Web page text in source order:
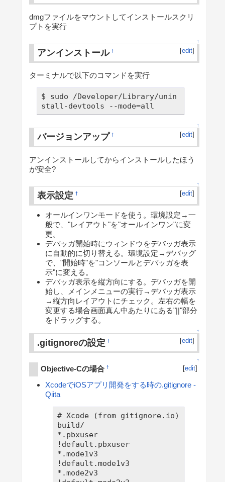
dmgファイルをマウントしてインストールスクリ
プトを実行
↑
アンインストール † [edit]
ターミナルで以下のコマンドを実行
$ sudo /Developer/Library/unin
stall-devtools --mode=all
↑
バージョンアップ † [edit]
アンインストールしてからインストールしたほう
が安全?
↑
表示設定 † [edit]
オールインワンモードを使う。環境設定→一
般で、"レイアウト"を"オールインワン"に変
更。
デバッガ開始時にウィンドウをデバッガ表示
に自動的に切り替える。環境設定→デバッグ
で、"開始時"を"コンソールとデバッガを表
示"に変える。
デバッガ表示を縦方向にする。デバッガを開
始し、メインメニューの実行→デバッガ表示
→縦方向レイアウトにチェック。左右の幅を
変更する場合画面真ん中あたりにある"||"部分
をドラッグする。
↑
.gitignoreの設定 † [edit]
↑
Objective-Cの場合 † [edit]
XcodeでiOSアプリ開発をする時の.gitignore -
Qiita
# Xcode (from gitignore.io)
build/
*.pbxuser
!default.pbxuser
*.mode1v3
!default.mode1v3
*.mode2v3